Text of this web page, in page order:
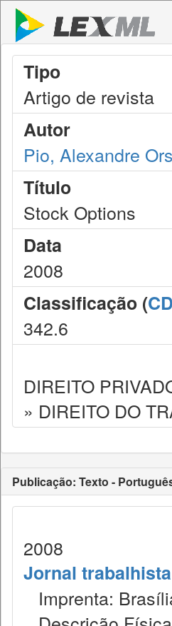
Tipo
Artigo de revista
Autor
Pio, Alexandre
Título
Stock Options
Data
2008
Classificação (
342.6
DIREITO
» DIREITO DO
Publicação: Texto -
2008
Jornal
Imprenta: